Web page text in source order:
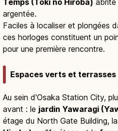
Au 5e étage du toit de la gare-
Temps (Toki no Hiroba)
argentée.
Faciles à localiser et plongées
ces horloges constituent un
pour une première rencontre.
Au sein d'Osaka Station City,
avant : lejardin Yawaragi